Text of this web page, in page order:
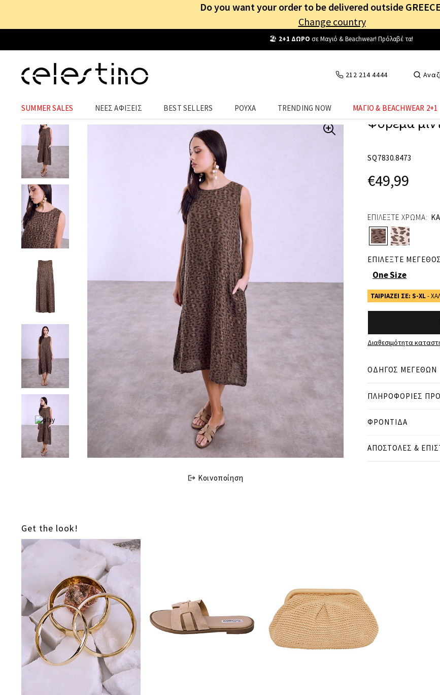
Do you want your order to be delivered outside
Change country
Δωρεάν Μεταφορικά από25€! Συνδέσου κι επωφελήσου
212 214 4444
SUMMER SALES ΝΕΕΣ ΑΦΙΞΕΙΣ BEST SELLERS ΡΟΥΧΑ TRENDING NOW ΜΑΓΙΟ & BEACHWEAR 2+1
Κοινοποίηση
Φόρεμα
SQ7830.8473
€49,99
ΕΠΙΛΕΞΤΕ ΧΡΩΜΑ:
ΕΠΙΛΕΞΤΕ
One Size
ΤΑΙΡΙΑΖΕΙ ΣΕ: S-XL-
Διαθεσιμότητα
ΟΔΗΓΟΣ ΜΕΓΕΘΩΝ
● ΧΑΛΑΡΗ ΕΦΑΡΜΟΓΗ
Μετρήσεις
cm in
ΠΛΗΡΟΦΟΡΙΕΣ
ΦΡΟΝΤΙΔΑ
ΑΠΟΣΤΟΛΕΣ &
Get the look!